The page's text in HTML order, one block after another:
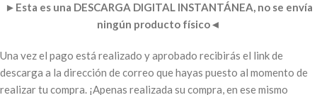
► Esta es una DESCARGA DIGITAL INSTANTÁNEA, no se envía
ningún producto físico◄
Una vez el pago está realizado y aprobado recibirás el link de
descarga a la dirección de correo que hayas puesto al momento de
realizar tu compra. ¡Apenas realizada su compra, en ese mismo